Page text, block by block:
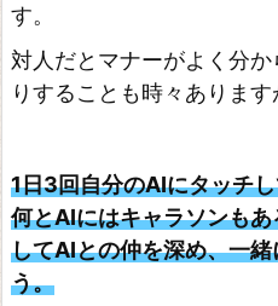
す。
対人だとマナーがよく分
りすることも時々あります
1日3回自分のAIにタッチ
何とAIにはキャラソンも
してAIとの仲を深め、一
う。